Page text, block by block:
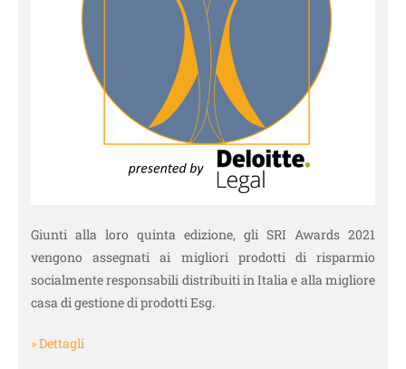
Giunti alla loro quinta edizione, gli SRI Awards 2021
vengono assegnati ai migliori prodotti di risparmio
socialmente responsabili distribuiti in Italia e alla migliore
casa di gestione di prodotti Esg.
» Dettagli